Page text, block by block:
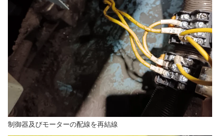
制御器及びモーターの配線を再結線